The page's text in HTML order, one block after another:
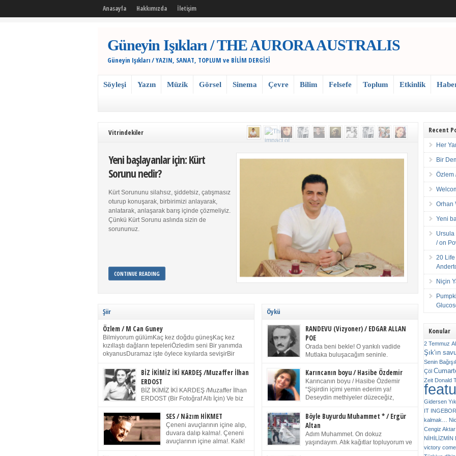
Anasayfa Hakkımızda İletişim
Güneyin Işıkları / THE AURORA AUSTRALIS
Güneyin Işıkları / YAZIN, SANAT, TOPLUM ve BİLİM DERGİSİ
Söyleşi Yazın Müzik Görsel Sinema Çevre Bilim Felsefe Toplum Etkinlik
Vitrindekiler
Yeni başlayanlar için: Kürt
Sorunu nedir?
Kürt Sorununu silahsız, şiddetsiz, çatışmasız
oturup konuşarak, birbirimizi anlayarak,
anlatarak, anlaşarak barış içinde çözmeliyiz.
Çünkü Kürt Sorunu aslında sizin de
sorununuz.
CONTINUE READING
Şiir
Özlem / M Can Guney
Bilmiyorum gülümKaç kez doğdu güneşKaç kez
kızıllaştı dağların tepeleriÖzledim seni Bir yanımda
okyanusDuramaz işte öylece kıyılarda sevişirBir
dururSokulur yalnızlığıma kokun olur Gözlerim bir
buruk gülümsemeDudağımda buğusu
öpüşlerinGeceler boyuÖzledim seni 2004 Haziran
Sydney / Toplumsal Kaynak / Memduh Güney
BİZ İKİMİZ İKİ KARDEŞ /Muzaffer İlhan
ERDOST
BİZ İKİMİZ İKİ KARDEŞ /Muzaffer İlhan
ERDOST (Bir Fotoğraf Altı İçin) Ve biz
Duracağız Fotoğrafımızda durduğumuz gibi Benim
ellerimde kelepçe Yüzümde yapay bir gülüş
(Kelepçeyi yadırgamanın gülüşü belki İlk kez olduğu
için Sonra alıştım Ve unuttum sonra kelepçeyi
SES / Nâzım HİKMET
Çeneni avuçlarının içine alıp,
duvara dalıp kalma!. Çeneni
avuçlarının içine alma!. Kalk!
Öykü
RANDEVU (Vizyoner) / EDGAR ALLAN
POE
Orada beni bekle! O yankılı vadide
Mutlaka buluşacağım seninle.
karısının ölümü üstüne yazdığı ağıt.) Talihsiz ve
gizemli adam! – Sen ki kendi hayal gücünün
parlaklığıyla afalladın, gençliğinin alevleri arasına
düştün! Hayalimde seni tekrar görüyorum! Bir kez
olduğun gibi değil soğuk vadide ve gölgelerin […]
Karıncanın boyu / Hasibe Özdemir
Karıncanın boyu / Hasibe Özdemir
“Şişirdin içimi yemin ederim ya!
Deseydin methiyeler düzeceğiz,
titriyor. “Sana gel demedim kızım.” diyorum sakince.
“Takıldın peşime madem, ne duyarsan
katlanacaksın.” Bir sigara yakıyor. Başını yana yatırıp,
bezmiş annelerin yılgın bakışıyla süzüyor beni.
Kaşlarımı kaldırıp ona bakıyorum ben de. Pes ediyor.
Böyle Buyurdu Muhammet * / Ergür
Altan
Adım Muhammet. On dokuz
yaşındayım. Atık kağıtlar topluyorum ve
Recent
Her
Bir
Özlem
Orhan
Yeni
Ursula
/ on
20
Niçin
Konular
2 Temmuz
Şık'ın
Senin
Çöl
Zeit Donald
Gidersen
IT
kalmak…
Cengiz Aktar
NİHİLİZMİN
victory